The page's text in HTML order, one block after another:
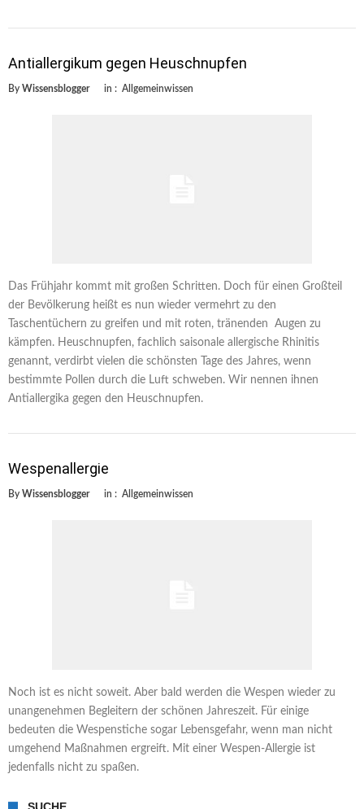
Antiallergikum gegen Heuschnupfen
By Wissensblogger in : Allgemeinwissen
Das Frühjahr kommt mit großen Schritten. Doch für einen Großteil
der Bevölkerung heißt es nun wieder vermehrt zu den
Taschentüchern zu greifen und mit roten, tränenden Augen zu
kämpfen. Heuschnupfen, fachlich saisonale allergische Rhinitis
genannt, verdirbt vielen die schönsten Tage des Jahres, wenn
bestimmte Pollen durch die Luft schweben. Wir nennen ihnen
Antiallergika gegen den Heuschnupfen.
Wespenallergie
By Wissensblogger in : Allgemeinwissen
Noch ist es nicht soweit. Aber bald werden die Wespen wieder zu
unangenehmen Begleitern der schönen Jahreszeit. Für einige
bedeuten die Wespenstiche sogar Lebensgefahr, wenn man nicht
umgehend Maßnahmen ergreift. Mit einer Wespen-Allergie ist
jedenfalls nicht zu spaßen.
SUCHE